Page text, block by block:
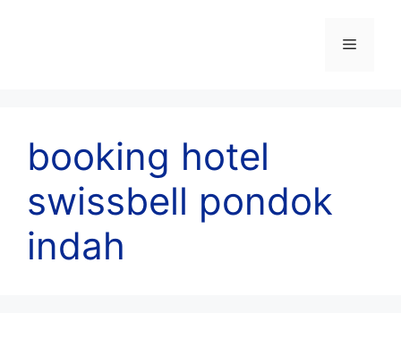
Menu
booking hotel
swissbell pondok
indah